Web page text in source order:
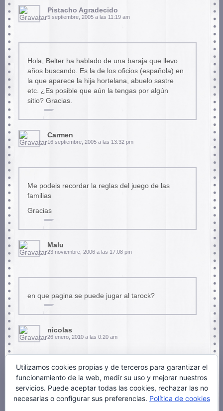
Pistacho Agradecido
5 septiembre, 2005 a las 11:19 am
Hola, Belter ha hablado de una baraja que llevo
años buscando. Es la de los oficios (española) en
la que aparece la hija hortelana, abuelo sastre
etc. ¿Es posible que aún la tengas por algún
sitio? Gracias.
Carmen
16 septiembre, 2005 a las 13:32 pm
Me podeis recordar la reglas del juego de las
familias
Gracias
Malu
23 noviembre, 2006 a las 17:08 pm
en que pagina se puede jugar al tarock?
nicolas
26 enero, 2010 a las 0:20 am
donde puedo comprar las cartas de las familias
del mundo y las de los oficios.Gracias
Utilizamos cookies propias y de terceros para garantizar el
funcionamiento de la web, medir su uso y mejorar nuestros
servicios. Puede aceptar todas las cookies, rechazar las no
necesarias o configurar sus preferencias. Política de cookies